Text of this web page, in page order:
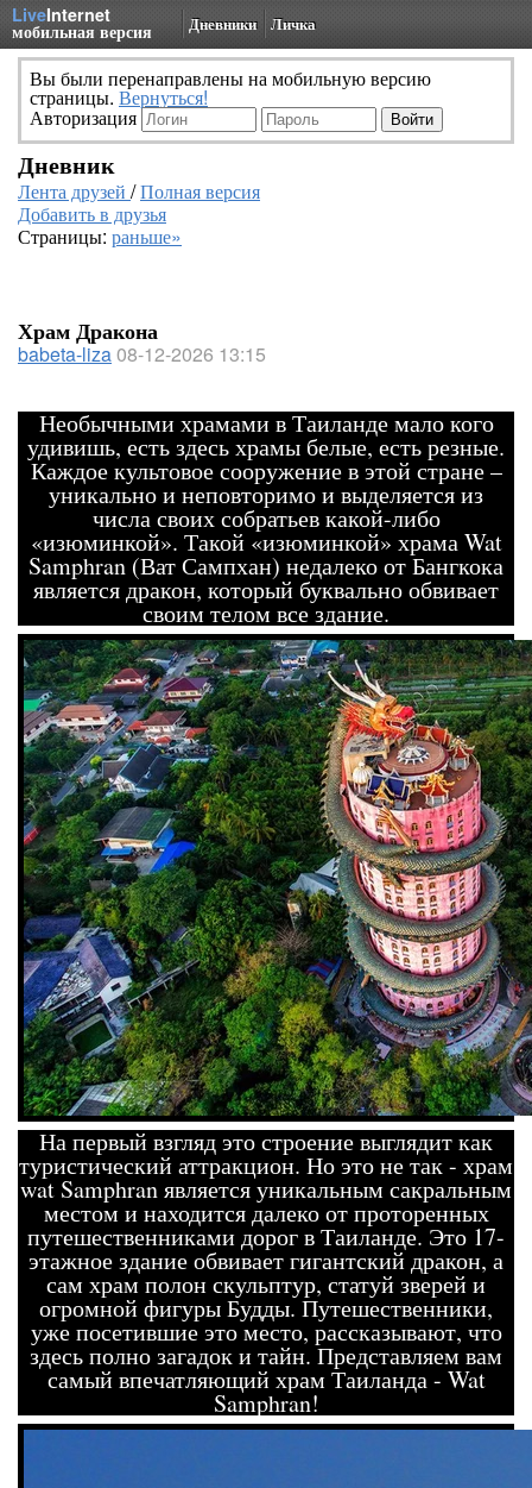
LiveInternet
мобильная версия Дневники Личка
Вы были перенаправлены на мобильную версию
страницы. Вернуться!
Авторизация
Дневник
Лента друзей /Полная версия
Добавить в друзья
Страницы: раньше»
Храм Дракона
babeta-liza08-12-2026 13:15
Необычными храмами в Таиланде мало кого
удивишь, есть здесь храмы белые, есть резные.
Каждое культовое сооружение в этой стране –
уникально и неповторимо и выделяется из
числа своих собратьев какой-либо
«изюминкой». Такой «изюминкой» храма Wat
Samphran (Ват Сампхан) недалеко от Бангкока
является дракон, который буквально обвивает
своим телом все здание.
На первый взгляд это строение выглядит как
туристический аттракцион. Но это не так - храм
wat Samphran является уникальным сакральным
местом и находится далеко от проторенных
путешественниками дорог в Таиланде. Это 17-
этажное здание обвивает гигантский дракон, а
сам храм полон скульптур, статуй зверей и
огромной фигуры Будды. Путешественники,
уже посетившие это место, рассказывают, что
здесь полно загадок и тайн. Представляем вам
самый впечатляющий храм Таиланда - Wat
Samphran!